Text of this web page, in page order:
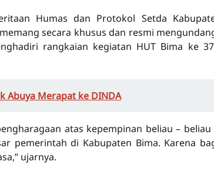
Humas dan Protokol Setda
secara khusus dan resmi
rangkaian kegiatan HUT Bima ke
Abuya Merapat ke DINDA
atas kepempinan beliau – beliau
pemerintah di Kabupaten Bima. Karena
ujarnya.